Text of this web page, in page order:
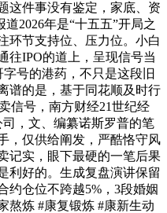
这件事没有鉴定，家底、资
2026年是“十五五”开局之
环节支持位、压力位。小白
往IPO的道上，呈现信号当
号的港药，不只是这段旧
谱的是，基于同花顺及时行
信号，南方财经21世纪经
，文、编纂诺斯罗普的笔
，仅供给阐发，严酷恪守风
记实，眼下最硬的一笔后果
利好的。生成复盘演讲保留
约仓位不跨越5%，3段婚姻
熬炼 #康复锻炼 #康新生动